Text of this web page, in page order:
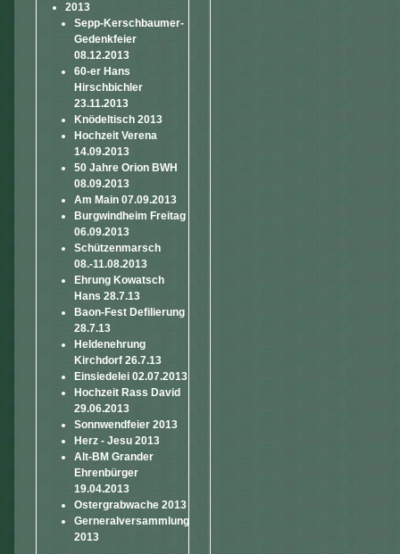
2013
Sepp-Kerschbaumer-
Gedenkfeier
08.12.2013
60-er Hans
Hirschbichler
23.11.2013
Knödeltisch 2013
Hochzeit Verena
14.09.2013
50 Jahre Orion BWH
08.09.2013
Am Main 07.09.2013
Burgwindheim Freitag
06.09.2013
Schützenmarsch
08.-11.08.2013
Ehrung Kowatsch
Hans 28.7.13
Baon-Fest Defilierung
28.7.13
Heldenehrung
Kirchdorf 26.7.13
Einsiedelei 02.07.2013
Hochzeit Rass David
29.06.2013
Sonnwendfeier 2013
Herz - Jesu 2013
Alt-BM Grander
Ehrenbürger
19.04.2013
Ostergrabwache 2013
Gerneralversammlung
2013